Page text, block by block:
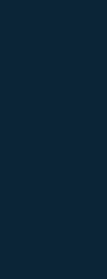
El Cártel de
Sentencias de las
daño ocasionado y
Entre febrero de